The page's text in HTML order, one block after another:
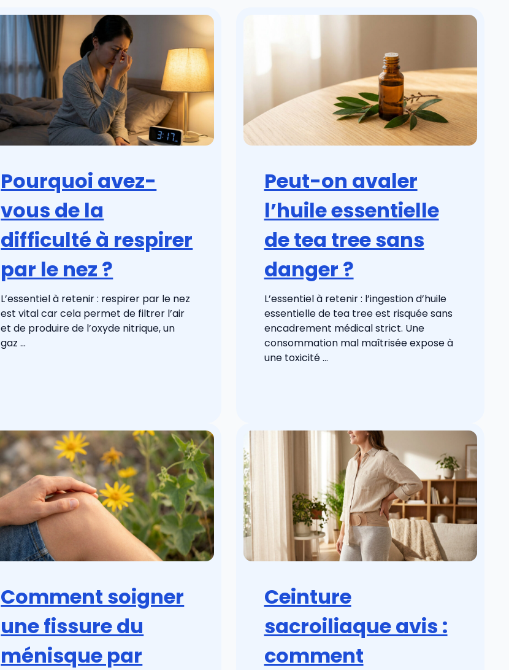
Pourquoi avez-
vous de la
difficulté à respirer
par le nez ?
L’essentiel à retenir : respirer par le nez
est vital car cela permet de filtrer l’air
et de produire de l’oxyde nitrique, un
gaz ...
Peut-on avaler
l’huile essentielle
de tea tree sans
danger ?
L’essentiel à retenir : l’ingestion d’huile
essentielle de tea tree est risquée sans
encadrement médical strict. Une
consommation mal maîtrisée expose à
une toxicité ...
Comment soigner
une fissure du
ménisque par
Ceinture
sacroiliaque avis :
comment